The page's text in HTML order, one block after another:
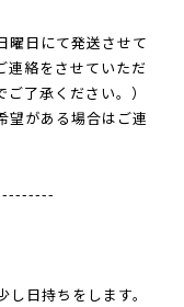
曜日にて発送させて
連絡をさせていただ
了承ください。）
望がある場合はご連
日持ちをします。